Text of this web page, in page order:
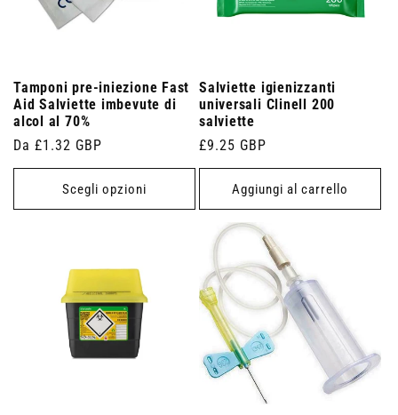
Tamponi pre-iniezione Fast
Aid Salviette imbevute di
alcol al 70%
Prezzo
di
Da £1.32 GBP
Scegli opzioni
Salviette igienizzanti
universali Clinell 200
salviette
Prezzo
di
listino
£9.25 GBP
Aggiungi al carrello